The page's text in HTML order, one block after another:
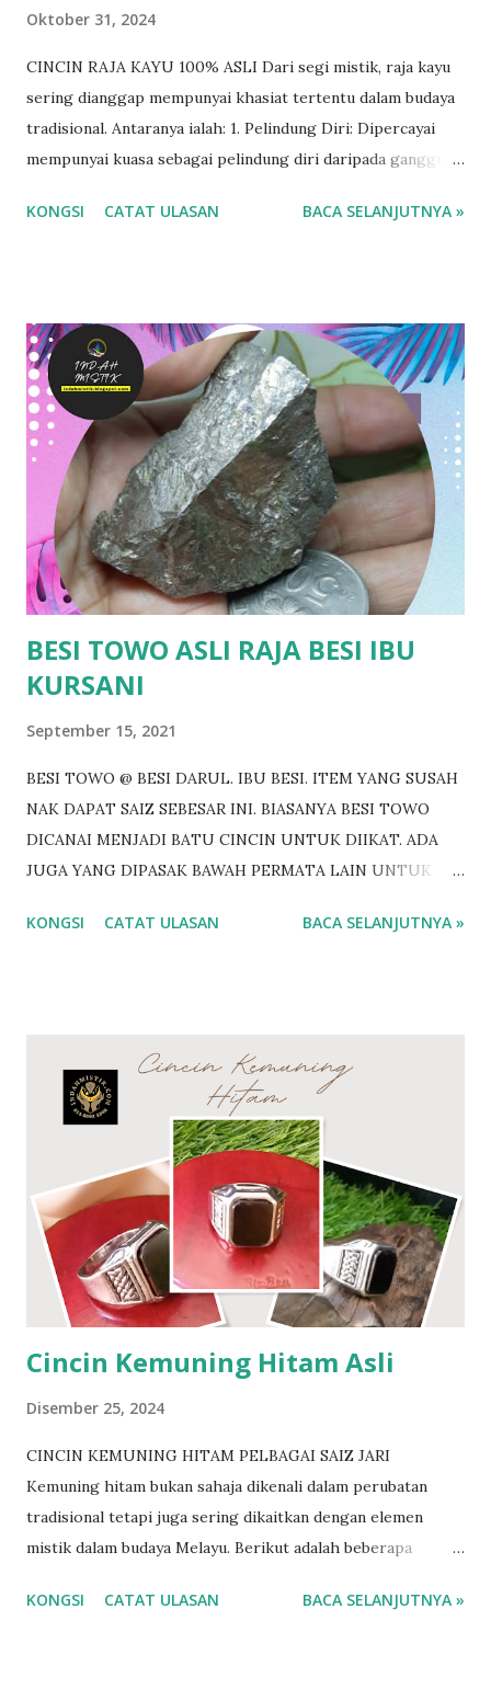
Oktober 31, 2024
CINCIN RAJA KAYU 100% ASLI Dari segi mistik, raja kayu
sering dianggap mempunyai khasiat tertentu dalam budaya
tradisional. Antaranya ialah: 1. Pelindung Diri: Dipercayai
mempunyai kuasa sebagai pelindung diri daripada gangguan
sebagai tangkal atau memakai sebagai perhiasan untuk
dalam meditasi atau sebagai alat dalam rawatan tradisional.
3. Penarik Rezeki: Kayu ini juga dipercayai boleh menarik
rezeki atau keberuntungan. Usahawan tradisional
kadangkala meletakkannya di kedai sebagai simbol tuah dan
rezeki yang berlimpah. 4. Menaikkan Aura Kepimpinan: Raja
kayu juga dianggap menaikkan karisma dan daya
kepimpinan. Mereka yang memakai atau memiliki kayu ini
dikatakan mempunyai pengaruh lebih kuat dalam
komunikasi atau perundingan. Dengan izin Allah jua.
BERMINAT? https://bi...
KONGSI CATAT ULASAN BACA SELANJUTNYA »
BESI TOWO ASLI RAJA BESI IBU
KURSANI
September 15, 2021
BESI TOWO @ BESI DARUL. IBU BESI. ITEM YANG SUSAH
NAK DAPAT SAIZ SEBESAR INI. BIASANYA BESI TOWO
DICANAI MENJADI BATU CINCIN UNTUK DIIKAT. ADA
JUGA YANG DIPASAK BAWAH PERMATA LAIN UNTUK
DICANAI UNTUK 6 HINGGA 7 BATU PERMATA. Antara
Memusnahkan ilmu kebal Pengamal ilmu Hitam merasai
panas bila berdekatan dengan pemilik Besi Towo Perisai
ilmu ghaib Jenis batuan yang amat langka. Tidak berkarat
walau direndam lama didalam air Besi towo adalah Besi Ibu
kursani yg menjadi rantai bumi untuk menghapuskan segala
racun yg ada didalam tanah. Nama lain Besi towo dikenali
sebagai besi darul..besi tawar..besi tua..ibu kursani Ramai
para pesilat..perawat..pendekar yg mencarinya.. Besi amat
keras nak prosesnya pun mengambil masa yg lama. Insya
Allah dengan izin-Nya. Berminat? http://www....
KONGSI CATAT ULASAN BACA SELANJUTNYA »
Cincin Kemuning Hitam Asli
Disember 25, 2024
CINCIN KEMUNING HITAM PELBAGAI SAIZ JARI
Kemuning hitam bukan sahaja dikenali dalam perubatan
tradisional tetapi juga sering dikaitkan dengan elemen
mistik dalam budaya Melayu. Berikut adalah beberapa
Gangguan Makhluk Halus Kayu kemuning hitam sering
KONGSI CATAT ULASAN BACA SELANJUTNYA »